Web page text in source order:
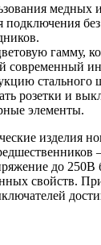
медных
подключения
гамму,
современный
стального
розетки и
элементы.
изделия
до 250В
свойств.